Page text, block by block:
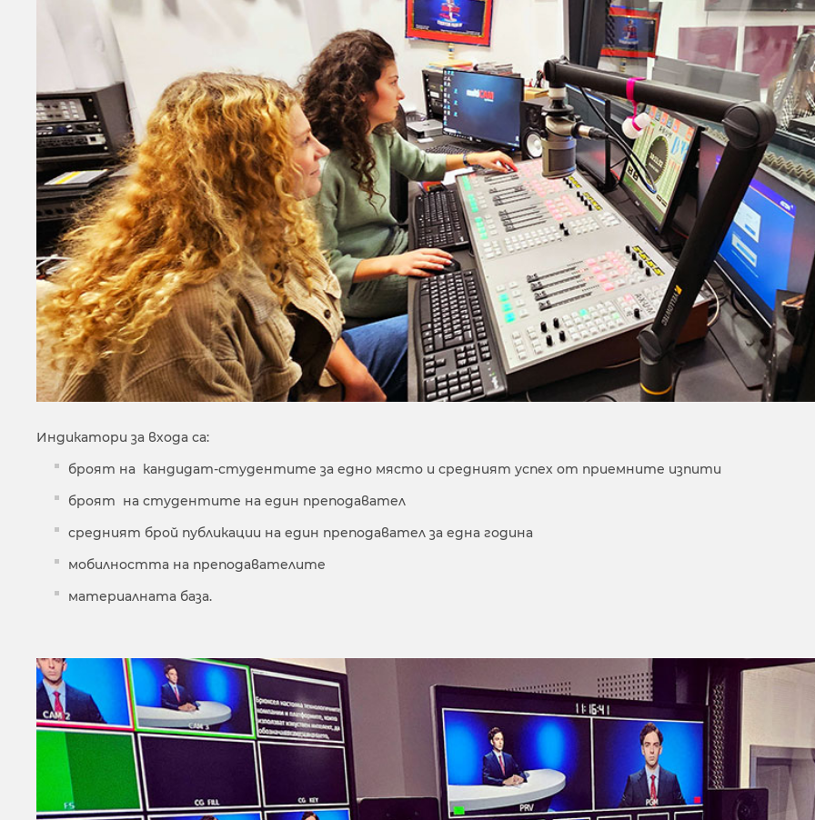
Индикатори за входа са:
броят на кандидат-студентите за едно място и средният успех от приемните изпити
броят на студентите на един преподавател
средният брой публикации на един преподавател за една година
мобилността на преподавателите
материалната база.